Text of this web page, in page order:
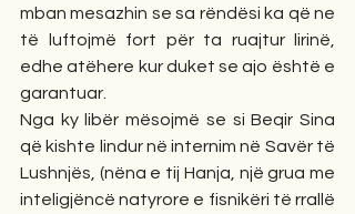
mban mesazhin se sa rëndësi ka që ne
të luftojmë fort për ta ruajtur lirinë,
edhe atëhere kur duket se ajo është e
garantuar.
Nga ky libër mësojmë se si Beqir Sina
që kishte lindur në internim në Savër të
Lushnjës, (nëna e tij Hanja, një grua me
inteligjëncë natyrore e fisnikëri të rrallë